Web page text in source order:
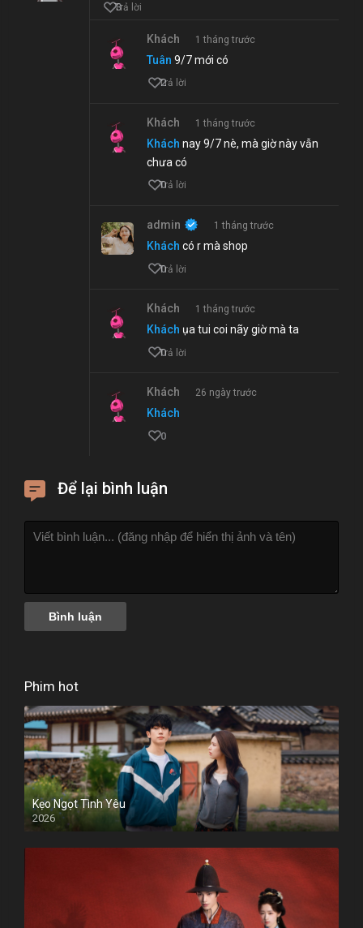
3
Trả lời
Khách 1 tháng trước
Tuân 9/7 mới có
2
Trả lời
Khách 1 tháng trước
Khách nay 9/7 nè, mà giờ này vẫn
chưa có
0
Trả lời
admin 1 tháng trước
Khách có r mà shop
0
Trả lời
Khách 1 tháng trước
Khách ụa tui coi nãy giờ mà ta
0
Trả lời
Khách 26 ngày trước
Khách
0
Để lại bình luận
Phim hot
Kẹo Ngọt Tình Yêu
2026